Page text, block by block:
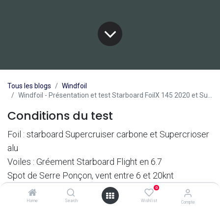
Home Search
0
Wishlist Compte
Tous les blogs
Windfoil
Windfoil - Présentation et test Starboard FoilX 145 2020 et Supercruiser
Conditions du test
Foil : starboard Supercruiser carbone et Supercrioser
alu
Voiles : Gréement Starboard Flight en 6.7
Spot de Serre Ponçon, vent entre 6 et 20knt
Présentation